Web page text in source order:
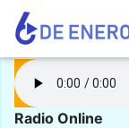
Radio Online